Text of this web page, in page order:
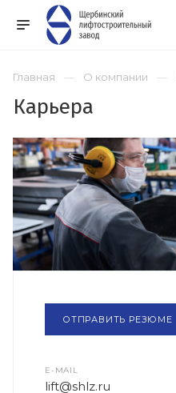
Главная О компании
Карьера
ОТПРАВИТЬ РЕЗЮМЕ
E-MAIL
lift@shlz.ru